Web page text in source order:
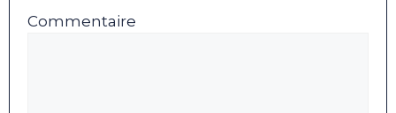
Commentaire